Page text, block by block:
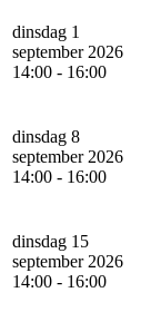
dinsdag 1
september 2026
14:00 - 16:00
dinsdag 8
september 2026
14:00 - 16:00
dinsdag 15
september 2026
14:00 - 16:00